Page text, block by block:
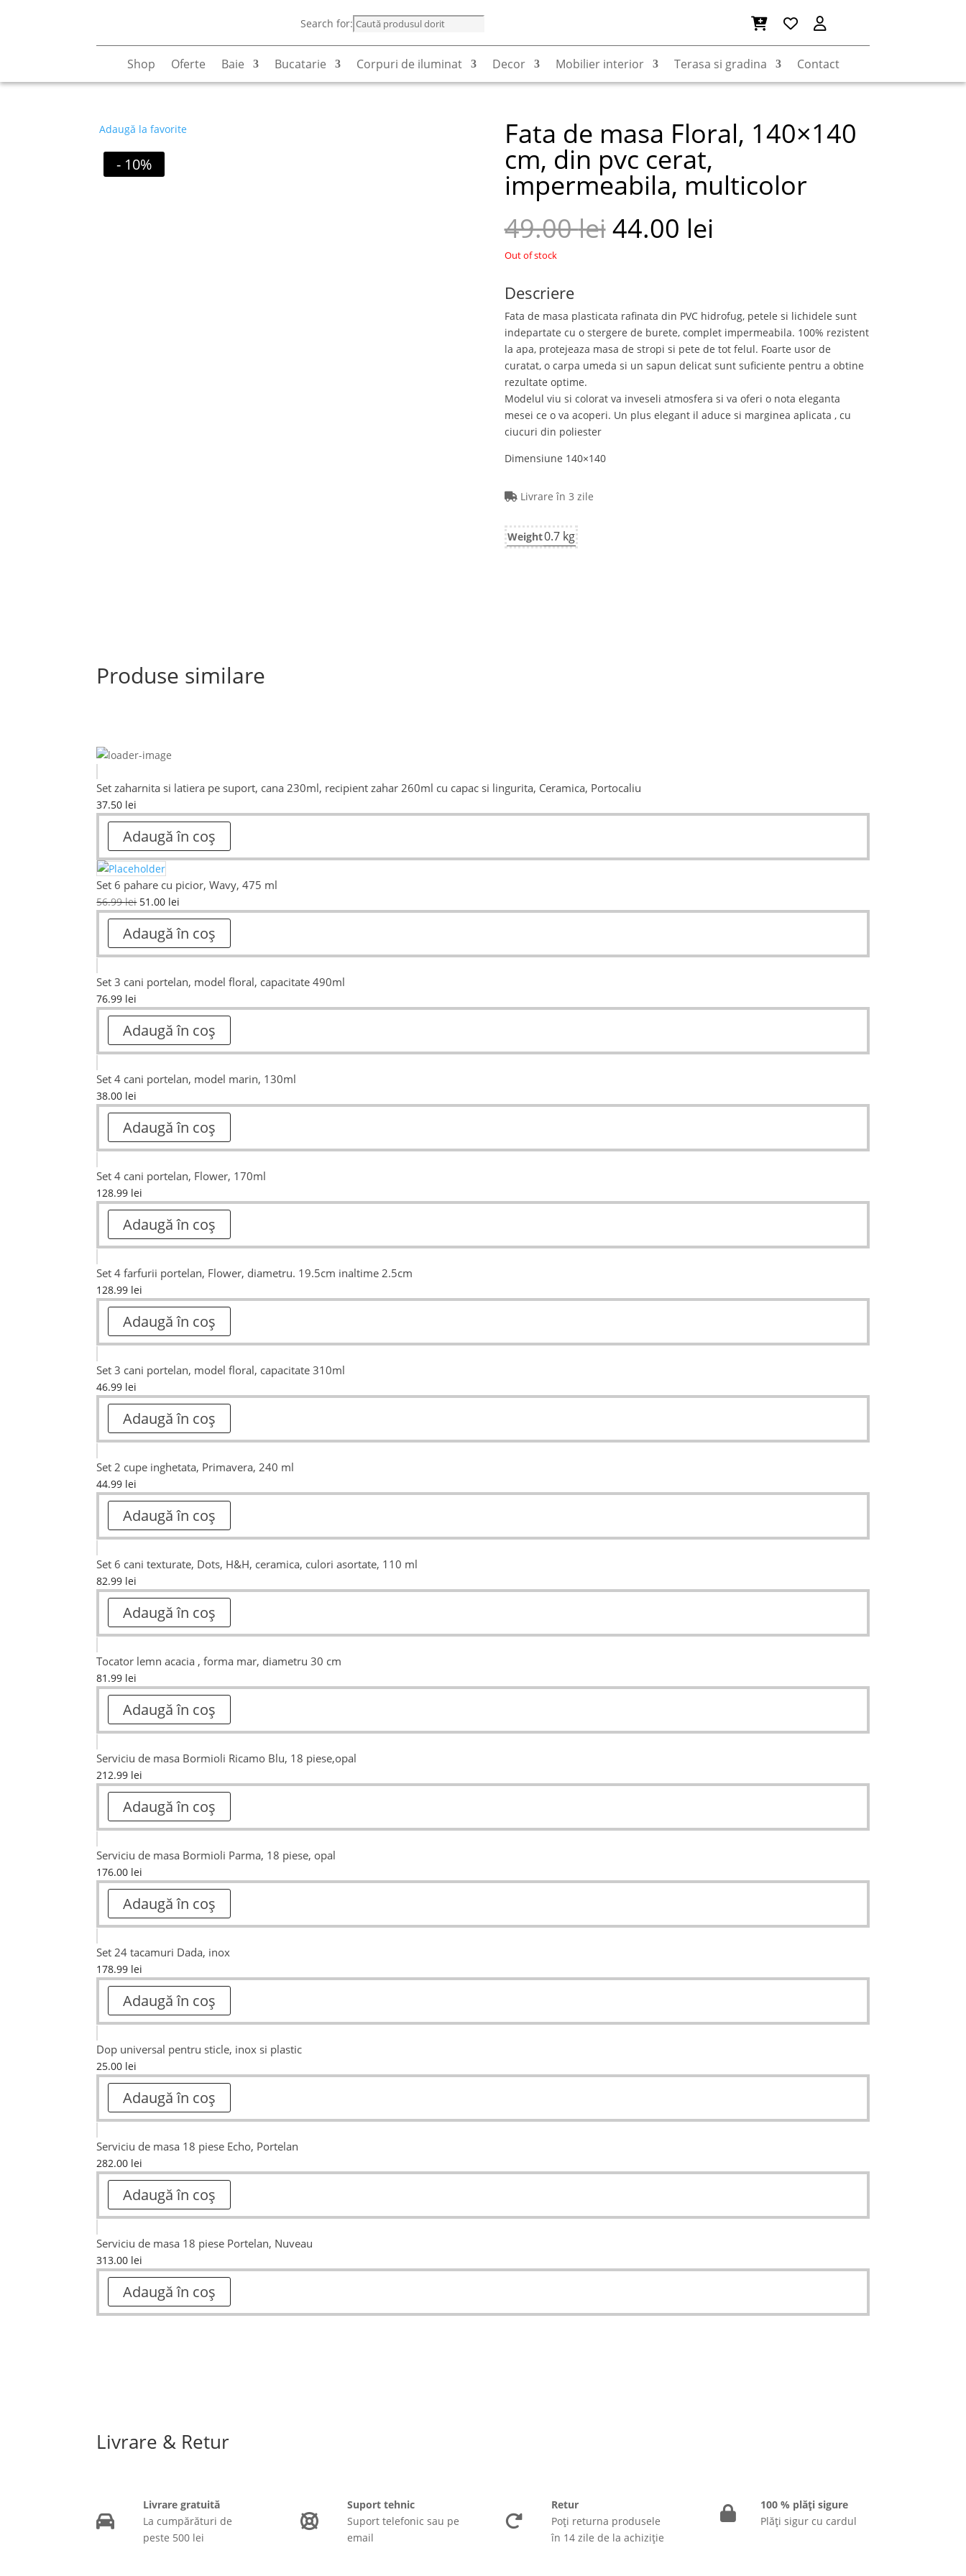
Search for:
Shop Oferte Baie Bucatarie Corpuri de iluminat Decor Mobilier interior Terasa si gradina Contact
Adaugă la favorite
- 10%
Fata de masa Floral, 140×140
cm, din pvc cerat,
impermeabila, multicolor
49.00lei44.00 lei
Out of stock
Descriere
Fata de masa plasticata rafinata din PVC hidrofug, petele si lichidele sunt
indepartate cu o stergere de burete, complet impermeabila. 100% rezistent
la apa, protejeaza masa de stropi si pete de tot felul. Foarte usor de
curatat, o carpa umeda si un sapun delicat sunt suficiente pentru a obtine
rezultate optime.
Modelul viu si colorat va inveseli atmosfera si va oferi o nota eleganta
mesei ce o va acoperi. Un plus elegant il aduce si marginea aplicata , cu
ciucuri din poliester
Dimensiune 140×140
Livrare în 3 zile
Weight0.7 kg
Produse similare
Set zaharnita si latiera pe suport, cana 230ml, recipient zahar 260ml cu capac si lingurita, Ceramica, Portocaliu
37.50 lei
Adaugă în coș
Set 6 pahare cu picior, Wavy, 475 ml
56.99lei 51.00 lei
Adaugă în coș
Set 3 cani portelan, model floral, capacitate 490ml
76.99 lei
Adaugă în coș
Set 4 cani portelan, model marin, 130ml
38.00 lei
Adaugă în coș
Set 4 cani portelan, Flower, 170ml
128.99 lei
Adaugă în coș
Set 4 farfurii portelan, Flower, diametru. 19.5cm inaltime 2.5cm
128.99 lei
Adaugă în coș
Set 3 cani portelan, model floral, capacitate 310ml
46.99 lei
Adaugă în coș
Set 2 cupe inghetata, Primavera, 240 ml
44.99 lei
Adaugă în coș
Set 6 cani texturate, Dots, H&H, ceramica, culori asortate, 110 ml
82.99 lei
Adaugă în coș
Tocator lemn acacia , forma mar, diametru 30 cm
81.99 lei
Adaugă în coș
Serviciu de masa Bormioli Ricamo Blu, 18 piese,opal
212.99 lei
Adaugă în coș
Serviciu de masa Bormioli Parma, 18 piese, opal
176.00 lei
Adaugă în coș
Set 24 tacamuri Dada, inox
178.99 lei
Adaugă în coș
Dop universal pentru sticle, inox si plastic
25.00 lei
Adaugă în coș
Serviciu de masa 18 piese Echo, Portelan
282.00 lei
Adaugă în coș
Serviciu de masa 18 piese Portelan, Nuveau
313.00 lei
Adaugă în coș
Livrare & Retur
Livrare gratuită
La cumpărături de
peste 500 lei
Suport tehnic
Suport telefonic sau pe
email
Retur
Poți returna produsele
în 14 zile de la achiziție
100 % plăți sigure
Plăți sigur cu cardul